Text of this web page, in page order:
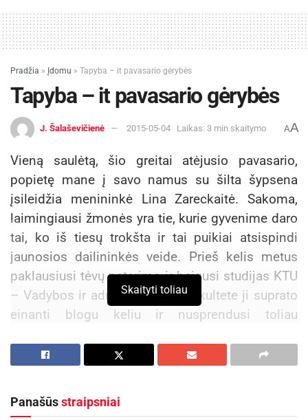
Pradžia » Įdomu » Tapyba – it pavasario gėrybės
Tapyba – it pavasario gėrybės
J. Šalaševičienė 2015-05-04 Laikas: 3 min skaitymo AA
Vieną saulėtą, šio greitai atėjusio pavasario,
popietę mane į savo namus su šilta šypsena
įsileidžia menininkė Lina Zareckaitė. Sakoma,
laimingiausi žmonės yra tie, kurie gyvenime daro
tai, ko iš tiesų trokšta ir tai puikiai atsispindi
jaunosios dailininkės veide. Prieš kelis metus
paklausiusi tėvų patarimo ir baigusi studijas KTU
– Vadybos ir administravimo fakultete ji suprato
einanti blogu keliu ir nusprendusi toliau
meno pasaulį, kuriam visada jautėsi priklausanti.
dvejose bendrose parodose Lietuvoje bei
Skaityti toliau
Panašūsstraipsniai